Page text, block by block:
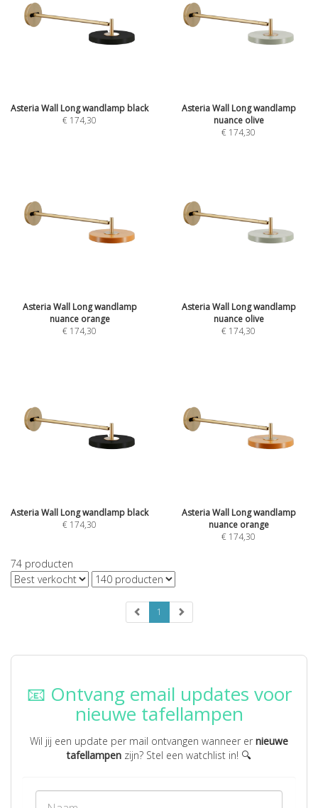
Asteria Wall Long wandlamp black
€ 174,30
Asteria Wall Long wandlamp
nuance olive
€ 174,30
Asteria Wall Long wandlamp
nuance orange
€ 174,30
Asteria Wall Long wandlamp
nuance olive
€ 174,30
Asteria Wall Long wandlamp black
€ 174,30
Asteria Wall Long wandlamp
nuance orange
€ 174,30
74 producten
1
📧 Ontvang email updates voor
nieuwe tafellampen
Wil jij een update per mail ontvangen wanneer er nieuwe
tafellampen zijn? Stel een watchlist in! 🔍